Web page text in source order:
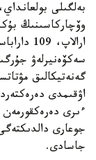
بەلگىلى
وۆچاركاسىنىڭ
گەنەتيكالىق
ءىرى
جوعارى
جاسادى.